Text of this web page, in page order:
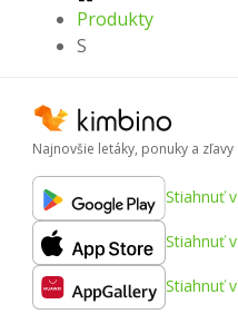
Produkty
S
Najnovšie letáky, ponuky a zľavy
Stiahnuť v
Stiahnuť v
Stiahnuť v